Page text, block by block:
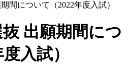
間について（2022年度入試）
出願期間につ
入試）